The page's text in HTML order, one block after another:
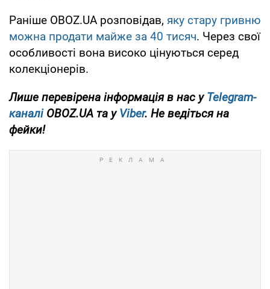
Раніше OBOZ.UA розповідав, яку стару гривню
можна продати майже за 40 тисяч. Через свої
особливості вона високо цінуються серед
колекціонерів.
Лише перевірена інформація в нас уTelegram-
каналіOBOZ.UA та уViber. Не ведіться на
фейки!